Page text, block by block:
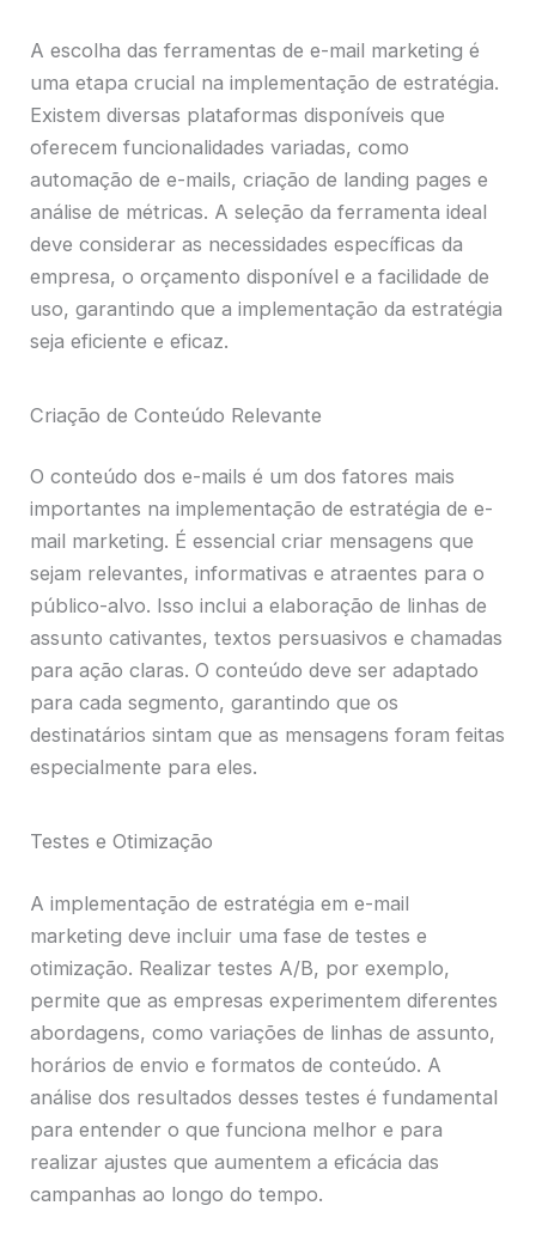
A escolha das ferramentas de e-mail marketing é
uma etapa crucial na implementação de estratégia.
Existem diversas plataformas disponíveis que
oferecem funcionalidades variadas, como
automação de e-mails, criação de landing pages e
análise de métricas. A seleção da ferramenta ideal
deve considerar as necessidades específicas da
empresa, o orçamento disponível e a facilidade de
uso, garantindo que a implementação da estratégia
seja eficiente e eficaz.
Criação de Conteúdo Relevante
O conteúdo dos e-mails é um dos fatores mais
importantes na implementação de estratégia de e-
mail marketing. É essencial criar mensagens que
sejam relevantes, informativas e atraentes para o
público-alvo. Isso inclui a elaboração de linhas de
assunto cativantes, textos persuasivos e chamadas
para ação claras. O conteúdo deve ser adaptado
para cada segmento, garantindo que os
destinatários sintam que as mensagens foram feitas
especialmente para eles.
Testes e Otimização
A implementação de estratégia em e-mail
marketing deve incluir uma fase de testes e
otimização. Realizar testes A/B, por exemplo,
permite que as empresas experimentem diferentes
abordagens, como variações de linhas de assunto,
horários de envio e formatos de conteúdo. A
análise dos resultados desses testes é fundamental
para entender o que funciona melhor e para
realizar ajustes que aumentem a eficácia das
campanhas ao longo do tempo.